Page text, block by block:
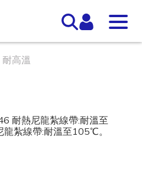
耐高溫
耐熱尼龍紮線帶:耐溫至
紮線帶:耐溫至105℃。